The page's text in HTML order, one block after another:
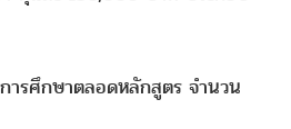
กษาตลอดหลักสูตร จํานวน